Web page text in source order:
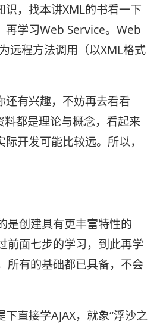
识，找本讲XML的书看一下
再学习Web Service。Web
远程方法调用（以XML格式
还有兴趣，不妨再去看看
料都是理论与概念，看起来
开发可能比较远。所以，
是创建具有更丰富特性的
前面七步的学习，到此再学
所有的基础都已具备，不会
直接学AJAX，就象“浮沙之